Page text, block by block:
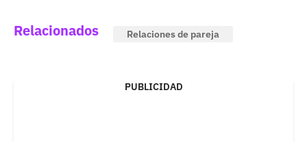
Relacionados Relaciones de pareja
PUBLICIDAD